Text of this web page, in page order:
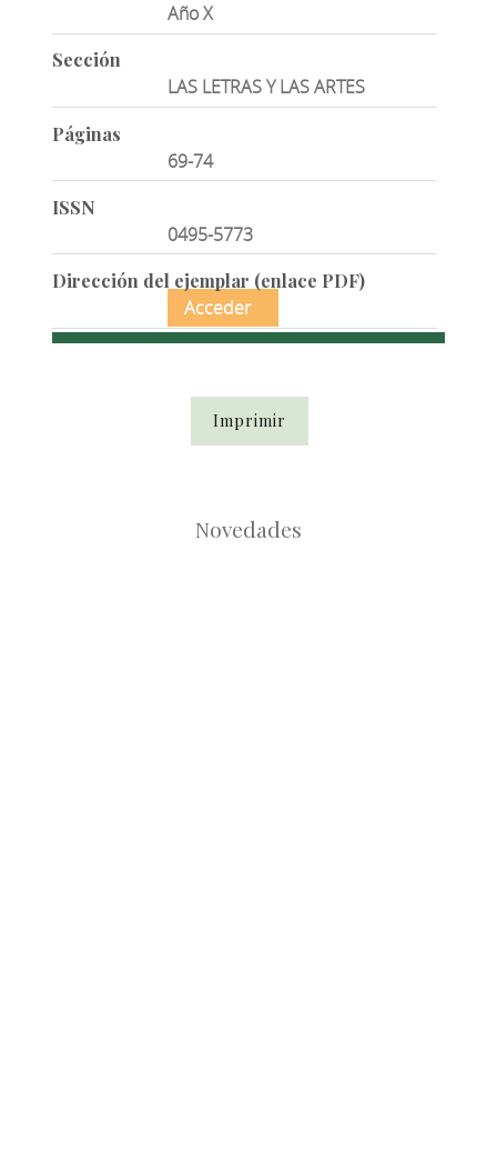
Año X
Sección
LAS LETRAS Y LAS ARTES
Páginas
69-74
ISSN
0495-5773
Dirección del ejemplar (enlace PDF)
Acceder
Imprimir
Novedades